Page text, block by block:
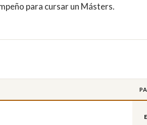
para cursar un Másters.